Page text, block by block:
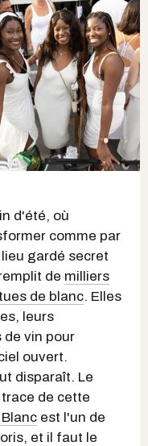
d'été, où
comme par
gardé secret
de milliers
de blanc. Elles
leurs
de vin pour
ouvert.
disparaît. Le
de cette
est l'un de
et il faut le